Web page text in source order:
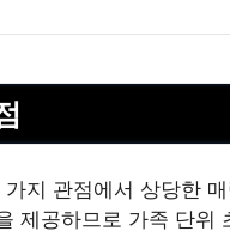
지 관점에서 상당한
제공하므로 가족 단위